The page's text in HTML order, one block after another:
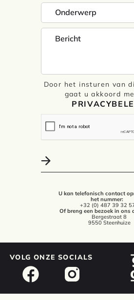
Door het insturen van
gaat u akkoord
U kan telefonisch contact
het nummer:
+32 (0) 487 39 32
Of breng een bezoek in ons
Bergestraat 8
9550 Steenhuize
VOLG ONZE SOCIALS